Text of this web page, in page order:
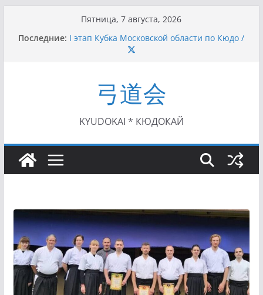
содержимому
Пятница, 7 августа, 2026
Последние: I этап Кубка Московской области по Кюдо /
Сейдокан II (27.06.2021)
II этап Кубка Московской области по Кюдо
/Сейдокан III (01.08.2021)
II Кубок Посла Японии в России по Кюдо,
Орёл (25.07.2021)
弓道会
KYUDOKAI * КЮДОКАЙ